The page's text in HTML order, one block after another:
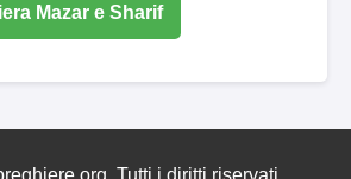
Mazar e Sharif
Tutti i diritti riservati.